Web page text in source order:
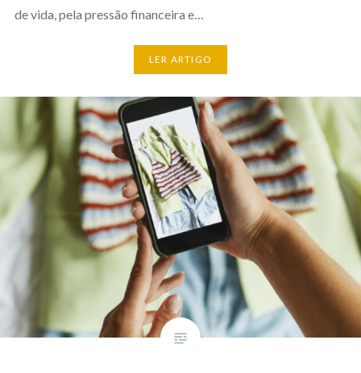
de vida, pela pressão financeira e…
LER ARTIGO